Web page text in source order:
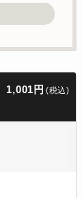
1,001円 (税込)